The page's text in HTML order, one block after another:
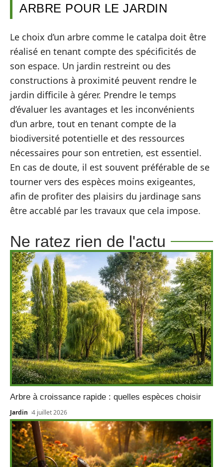
ARBRE POUR LE JARDIN
Le choix d’un arbre comme le catalpa doit être
réalisé en tenant compte des spécificités de
son espace. Un jardin restreint ou des
constructions à proximité peuvent rendre le
jardin difficile à gérer. Prendre le temps
d’évaluer les avantages et les inconvénients
d’un arbre, tout en tenant compte de la
biodiversité potentielle et des ressources
nécessaires pour son entretien, est essentiel.
En cas de doute, il est souvent préférable de se
tourner vers des espèces moins exigeantes,
afin de profiter des plaisirs du jardinage sans
être accablé par les travaux que cela impose.
Ne ratez rien de l'actu
Arbre à croissance rapide : quelles espèces choisir
Jardin 4 juillet 2026